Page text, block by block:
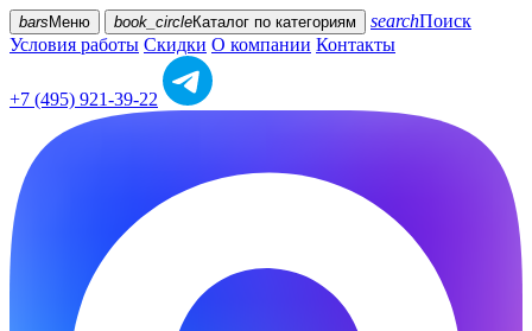
bars Меню book_circleКаталог по категориям searchПоиск
Условия работы Скидки О компании Контакты
+7 (495) 921-39-22